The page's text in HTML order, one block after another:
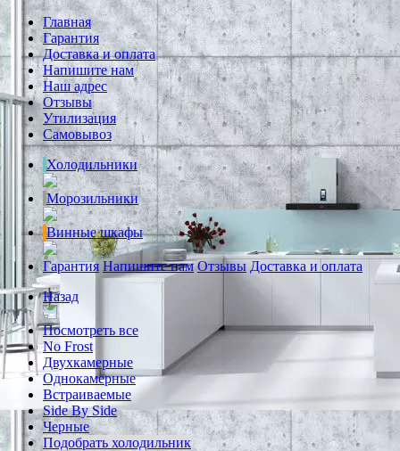
Главная
Гарантия
Доставка и оплата
Напишите нам
Наш адрес
Отзывы
Утилизация
Самовывоз
Холодильники
Морозильники
Винные шкафы
Гарантия Напишите нам Отзывы Доставка и оплата
Назад
Посмотреть все
No Frost
Двухкамерные
Однокамерные
Встраиваемые
Side By Side
Черные
Подобрать холодильник